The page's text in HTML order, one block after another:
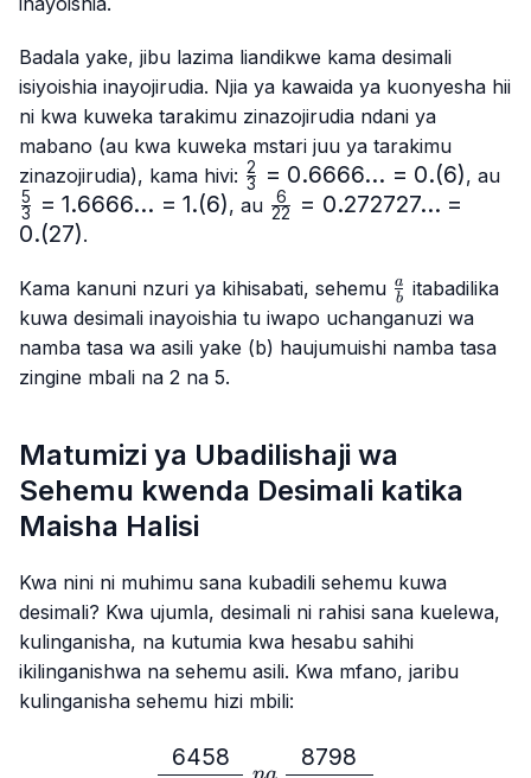
Badala yake, jibu lazima liandikwe kama desimali
isiyoishia inayojirudia. Njia ya kawaida ya kuonyesha hii
ni kwa kuweka tarakimu zinazojirudia ndani ya
mabano (au kwa kuweka mstari juu ya tarakimu
zinazojirudia), kama hivi: \frac{2}
{3}=0.6666...
= 0.(6)
3
2 = 0.6666... = 0.(6), au
3
5 = 1.6666... = 1.(6), au \frac{6}
22
6 = 0.272727... =
0.(27).
Kama kanuni nzuri ya kihisabati, sehemu \frac{a}
{b}
b
a
itabadilika
kuwa desimali inayoishia tu iwapo uchanganuzi wa
namba tasa wa asili yake (b) haujumuishi namba tasa
zingine mbali na 2 na 5.
Matumizi ya Ubadilishaji wa
Sehemu kwenda Desimali katika
Maisha Halisi
Kwa nini ni muhimu sana kubadili sehemu kuwa
desimali? Kwa ujumla, desimali ni rahisi sana kuelewa,
kulinganisha, na kutumia kwa hesabu sahihi
ikilinganishwa na sehemu asili. Kwa mfano, jaribu
kulinganisha sehemu hizi mbili:
\frac{6458}{749894} \
6458 8798